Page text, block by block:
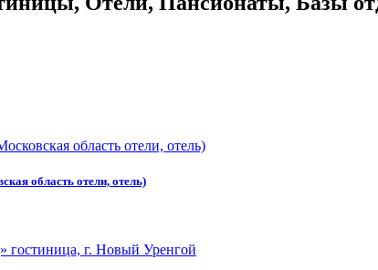
область отели, отель)